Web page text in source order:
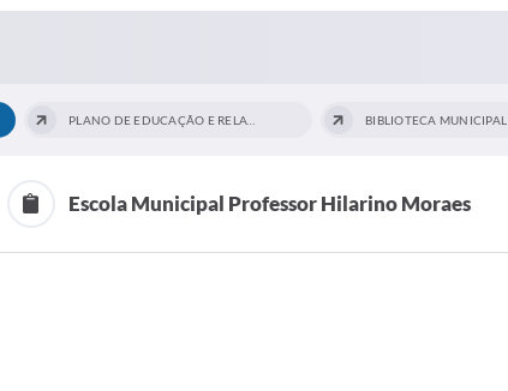
BIBLIOTECA MUNICIPAL
Escola Municipal Professor Hilarino Moraes